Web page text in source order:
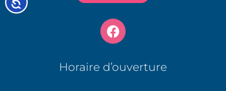
Horaire d’ouverture